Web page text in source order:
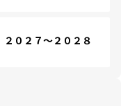
０２７～２０２８